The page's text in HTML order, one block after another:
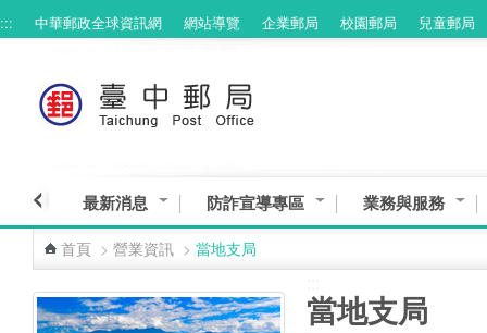
跳到主要內容區塊
::: 中華郵政全球資訊網 網站導覽 企業郵局 校園郵局 兒童郵局
最新消息 防詐宣導專區 業務與服務
首頁 > 營業資訊 > 當地支局
當地支局